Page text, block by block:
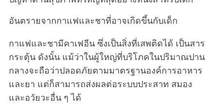
อันตรายจากกาแฟและชาที่อาจเกิดขึ้นกับเด็ก
กาแฟและชามีคาเฟอีน ซึ่งเป็นสิ่งที่เสพติดได้ เป็นสาร
กระตุ้น ดังนั้น แม้ว่าในผู้ใหญ่ที่บริโภคในปริมาณปาน
กลางจะถือว่าปลอดภัยตามมาตรฐานองค์การอาหาร
และยา แต่ก็สามารถส่งผลต่อระบบประสาท สมอง
และอวัยวะอื่น ๆ ได้